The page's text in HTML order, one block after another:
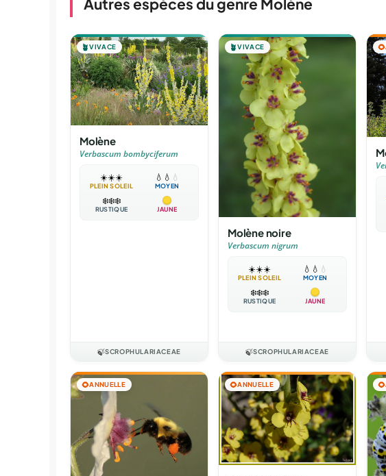
Autres espèces du genre Molène
🪴VIVACE
Molène
Verbascum bombyciferum
☀️☀️☀️
PLEIN SOLEIL
💧 💧 💧
MOYEN
❄️❄️❄️
RUSTIQUE JAUNE
🍃SCROPHULARIACEAE
🪴VIVACE
Molène noire
Verbascum nigrum
☀️☀️☀️
PLEIN SOLEIL
💧 💧 💧
MOYEN
❄️❄️❄️
RUSTIQUE JAUNE
🍃SCROPHULARIACEAE
🌻
🌻ANNUELLE 🌻ANNUELLE 🌻